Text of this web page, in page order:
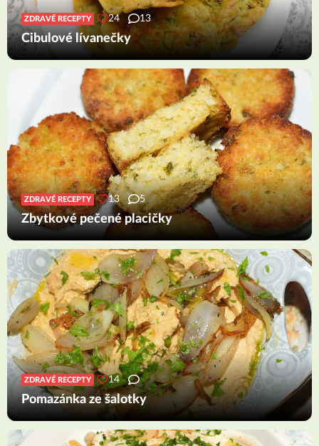
ZDRAVÉ RECEPTY 24 13
Cibulové lívanečky
ZDRAVÉ RECEPTY 13 5
Zbytkové pečené placičky
ZDRAVÉ RECEPTY 14
Pomazánka ze šalotky